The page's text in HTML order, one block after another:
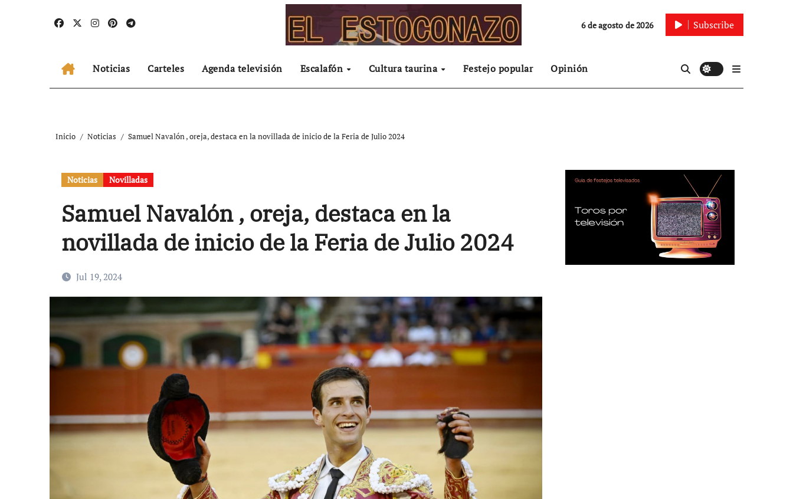
6 de agosto de 2026 Subscribe
Noticias Carteles Agenda televisión Escalafón Cultura taurina Festejo popular Opinión
Inicio Noticias Samuel Navalón , oreja, destaca en la novillada de inicio de la Feria de Julio 2024
Noticias Novilladas
Samuel Navalón , oreja, destaca en la
novillada de inicio de la Feria de Julio 2024
Jul 19, 2024